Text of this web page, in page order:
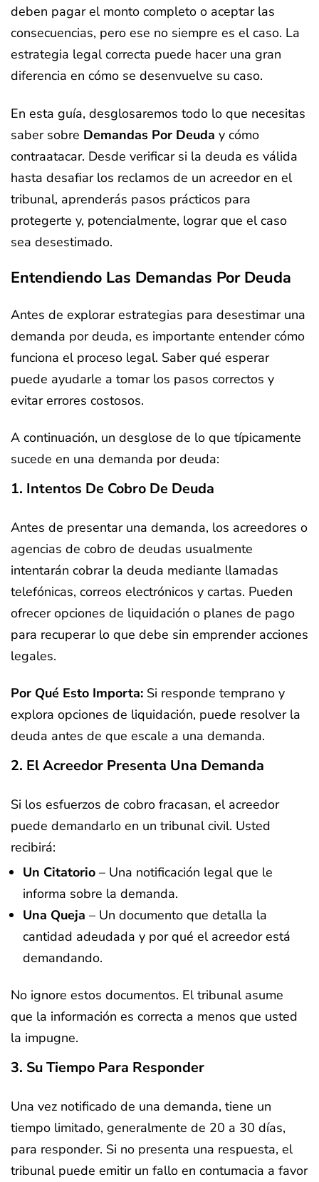
deben pagar el monto completo o aceptar las
consecuencias, pero ese no siempre es el caso. La
estrategia legal correcta puede hacer una gran
diferencia en cómo se desenvuelve su caso.
En esta guía, desglosaremos todo lo que necesitas
saber sobre Demandas Por Deuda y cómo
contraatacar. Desde verificar si la deuda es válida
hasta desafiar los reclamos de un acreedor en el
tribunal, aprenderás pasos prácticos para
protegerte y, potencialmente, lograr que el caso
sea desestimado.
Entendiendo Las Demandas Por Deuda
Antes de explorar estrategias para desestimar una
demanda por deuda, es importante entender cómo
funciona el proceso legal. Saber qué esperar
puede ayudarle a tomar los pasos correctos y
evitar errores costosos.
A continuación, un desglose de lo que típicamente
sucede en una demanda por deuda:
1. Intentos De Cobro De Deuda
Antes de presentar una demanda, los acreedores o
agencias de cobro de deudas usualmente
intentarán cobrar la deuda mediante llamadas
telefónicas, correos electrónicos y cartas. Pueden
ofrecer opciones de liquidación o planes de pago
para recuperar lo que debe sin emprender acciones
legales.
Por Qué Esto Importa: Si responde temprano y
explora opciones de liquidación, puede resolver la
deuda antes de que escale a una demanda.
2. El Acreedor Presenta Una Demanda
Si los esfuerzos de cobro fracasan, el acreedor
puede demandarlo en un tribunal civil. Usted
recibirá:
Un Citatorio – Una notificación legal que le
informa sobre la demanda.
Una Queja – Un documento que detalla la
cantidad adeudada y por qué el acreedor está
demandando.
No ignore estos documentos. El tribunal asume
que la información es correcta a menos que usted
la impugne.
3. Su Tiempo Para Responder
Una vez notificado de una demanda, tiene un
tiempo limitado, generalmente de 20 a 30 días,
para responder. Si no presenta una respuesta, el
tribunal puede emitir un fallo en contumacia a favor